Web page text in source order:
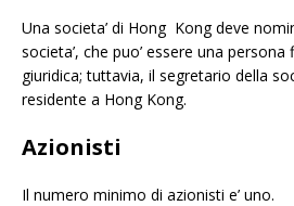
Una societa’ di Hong Kong deve
societa’, che puo’ essere una
giuridica; tuttavia, il segretario della
residente a Hong Kong.
Azionisti
Il numero minimo di azionisti e’ uno.